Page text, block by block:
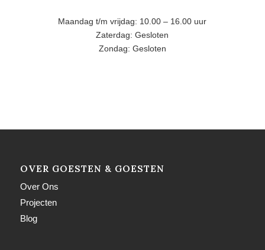
Maandag t/m vrijdag: 10.00 – 16.00 uur
Zaterdag: Gesloten
Zondag: Gesloten
OVER GOESTEN & GOESTEN
Over Ons
Projecten
Blog